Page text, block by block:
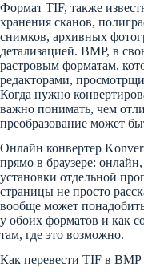
Формат TIF, также
хранения сканов,
снимков, архивных
детализацией. BMP, в
растровым форматам,
редакторами,
Когда нужно
важно понимать, чем
преобразование может
Онлайн конвертер
прямо в браузере:
установки отдельной
страницы не просто
вообще может
у обоих форматов и как
там, где это возможно.
Как перевести TIF в